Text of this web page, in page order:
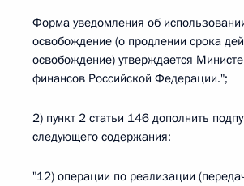
Форма уведомления об
освобождение (о продлении срока
освобождение) утверждается
финансов Российской Федерации.";
2) пункт 2 статьи 146 дополнить
следующего содержания:
"12) операции по реализации